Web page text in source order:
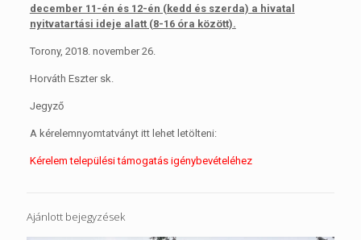
december 11-én és 12-én (kedd és szerda) a hivatal
nyitvatartási ideje alatt (8-16 óra között).
Torony, 2018. november 26.
Horváth Eszter sk.
Jegyző
A kérelemnyomtatványt itt lehet letölteni:
Kérelem települési támogatás igénybevételéhez
Ajánlott bejegyzések